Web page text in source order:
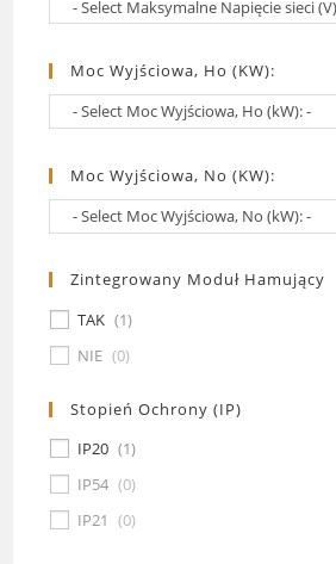
Moc Wyjściowa, Ho (kW):
Moc Wyjściowa, No (kW):
Zintegrowany Moduł Hamujący
TAK (1)
NIE (0)
Stopień Ochrony (IP)
IP20 (1)
IP54 (0)
IP21 (0)